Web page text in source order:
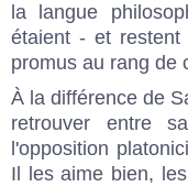
la langue
étaient - et
promus au rang de
À la différence de
retrouver entre
l'opposition
Il les aime bien,